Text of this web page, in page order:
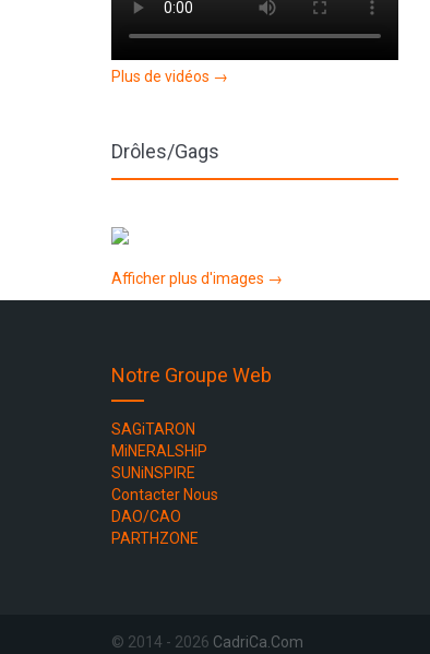
Plus de vidéos →
Drôles/Gags
Afficher plus d'images →
Notre Groupe Web
SAGiTARON
MiNERALSHiP
SUNiNSPIRE
Contacter Nous
DAO/CAO
PARTHZONE
© 2014 - 2026 CadriCa.Com